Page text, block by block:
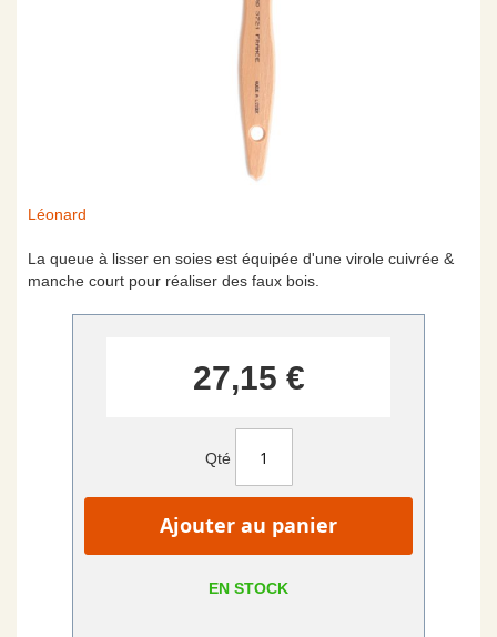
Léonard
La queue à lisser en soies est équipée d'une virole cuivrée &
manche court pour réaliser des faux bois.
27,15 €
Qté
Ajouter au panier
EN STOCK
Skip
the
beginning